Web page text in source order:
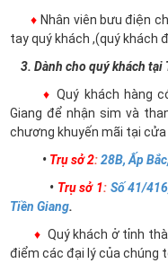
♦ Nhân viên bưu điện
tay quý khách ,(quý khách
3. Dành cho quý khách tại
♦ Quý khách hàng
Giang để nhận sim và
chương khuyến mãi tại cửa
• Trụ sở 2:28B, Ấp
• Trụ sở 1: Số 41/
Tiền Giang.
♦ Quý khách ở tỉnh
điểm các đại lý của chúng